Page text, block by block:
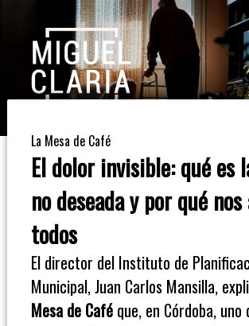
Mesa
Café
Columna
Opinión
Radioinforme
La Mesa de Café
El dolor invisible: qué es
no deseada y por qué
todos
El director del Instituto de
Municipal, Juan Carlos Mansilla,
Mesa de Caféque, en Córdoba, uno